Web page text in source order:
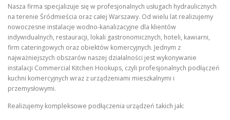
Nasza firma specjalizuje się w profesjonalnych usługach hydraulicznych
na terenie Śródmieścia oraz całej Warszawy. Od wielu lat realizujemy
nowoczesne instalacje wodno-kanalizacyjne dla klientów
indywidualnych, restauracji, lokali gastronomicznych, hoteli, kawiarni,
firm cateringowych oraz obiektów komercyjnych. Jednym z
najważniejszych obszarów naszej działalności jest wykonywanie
instalacji Commercial Kitchen Hookups, czyli profesjonalnych podłączeń
kuchni komercyjnych wraz z urządzeniami mieszkalnymi i
przemysłowymi.
Realizujemy kompleksowe podłączenia urządzeń takich jak: